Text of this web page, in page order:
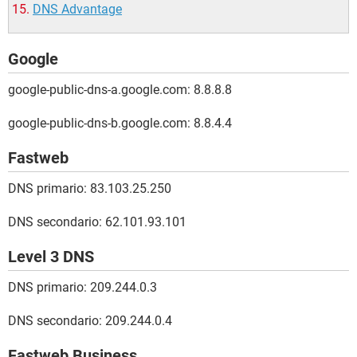
DNS Advantage
Google
google-public-dns-a.google.com: 8.8.8.8
google-public-dns-b.google.com: 8.8.4.4
Fastweb
DNS primario: 83.103.25.250
DNS secondario: 62.101.93.101
Level 3 DNS
DNS primario: 209.244.0.3
DNS secondario: 209.244.0.4